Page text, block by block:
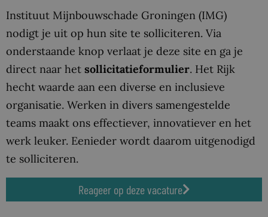
Instituut Mijnbouwschade Groningen (IMG)
nodigt je uit op hun site te solliciteren. Via
onderstaande knop verlaat je deze site en ga je
direct naar het sollicitatieformulier. Het Rijk
hecht waarde aan een diverse en inclusieve
organisatie. Werken in divers samengestelde
teams maakt ons effectiever, innovatiever en het
werk leuker. Eenieder wordt daarom uitgenodigd
te solliciteren.
Reageer op deze vacature